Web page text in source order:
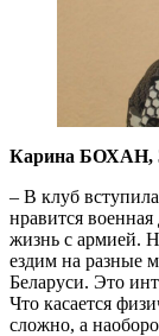
Карина БОХАН,
– В клуб
нравится
жизнь с армией.
ездим на разные
Беларуси. Это
Что касается
сложно, а